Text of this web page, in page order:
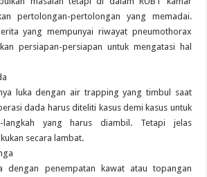
pertolongan-pertolongan yang memadai.
yang mempunyai riwayat pneumothorax
persiapan-persiapan untuk mengatasi hal
luka dengan air trapping yang timbul saat
dada harus diteliti kasus demi kasus untuk
langkah yang harus diambil. Tetapi jelas
secara lambat.
dengan penempatan kawat atau topangan